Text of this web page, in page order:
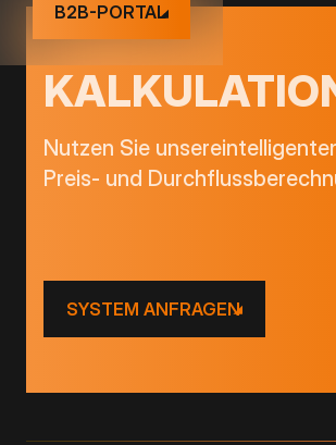
B2B-PORTAL
Nutzen Sie
Preis- und
SYSTEM ANFRAGEN